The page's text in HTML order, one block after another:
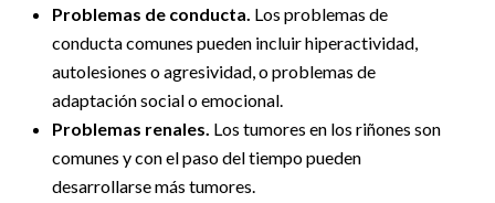
Problemas de conducta. Los problemas de
conducta comunes pueden incluir hiperactividad,
autolesiones o agresividad, o problemas de
adaptación social o emocional.
Problemas renales. Los tumores en los riñones son
comunes y con el paso del tiempo pueden
desarrollarse más tumores.